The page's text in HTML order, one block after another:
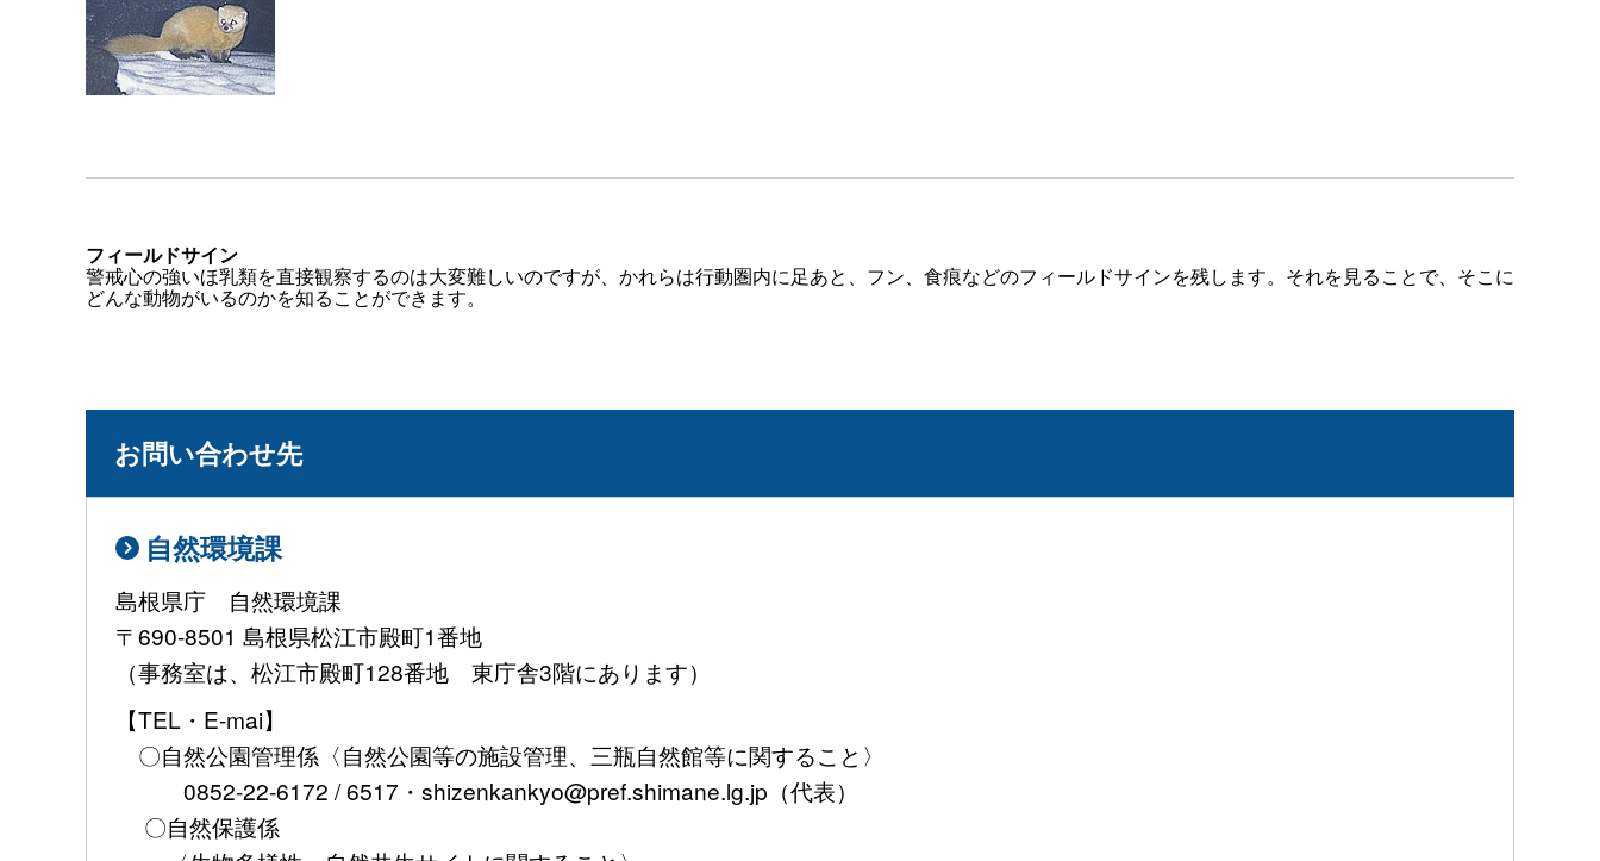
フィールドサイン
警戒心の強いほ乳類を直接観察するのは大変難しいのですが、かれらは行動圏内に足あと、フン、食痕などのフィールドサインを残します。それを見ることで、そこに
どんな動物がいるのかを知ることができます。
お問い合わせ先
自然環境課
島根県庁 自然環境課
〒690-8501 島根県松江市殿町1番地
（事務室は、松江市殿町128番地 東庁舎3階にあります）
【TEL・E-mai】
〇自然公園管理係〈自然公園等の施設管理、三瓶自然館等に関すること〉
0852-22-6172 / 6517・shizenkankyo@pref.shimane.lg.jp（代表）
〇自然保護係